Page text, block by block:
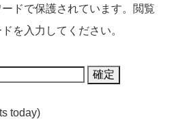
ドで保護されています。閲覧
を入力してください。
today)